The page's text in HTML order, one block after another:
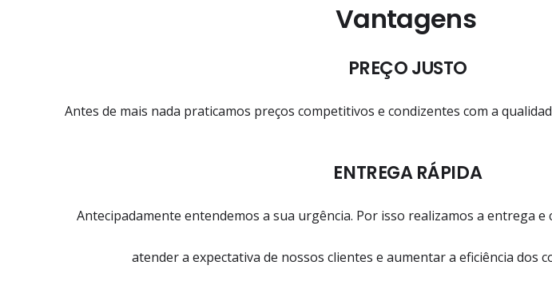
Vantagens
PREÇO JUSTO
Antes de mais nada praticamos preços competitivos e condizentes com a
ENTREGA RÁPIDA
Antecipadamente entendemos a sua urgência. Por isso realizamos a entrega e
atender a expectativa de nossos clientes e aumentar a eficiência dos